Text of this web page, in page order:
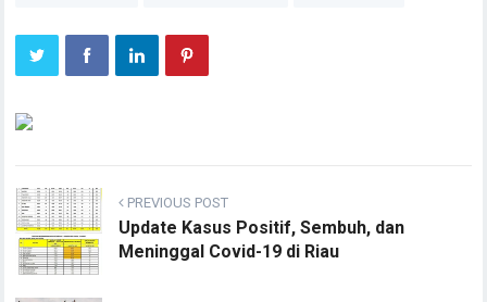
PREVIOUS POST
Update Kasus Positif, Sembuh, dan
Meninggal Covid-19 di Riau